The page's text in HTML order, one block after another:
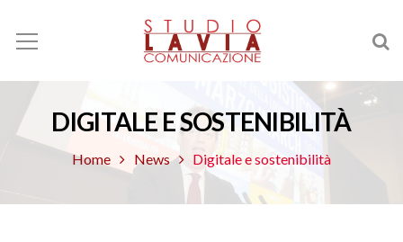
DIGITALE E SOSTENIBILITÀ
Home News Digitale e sostenibilità